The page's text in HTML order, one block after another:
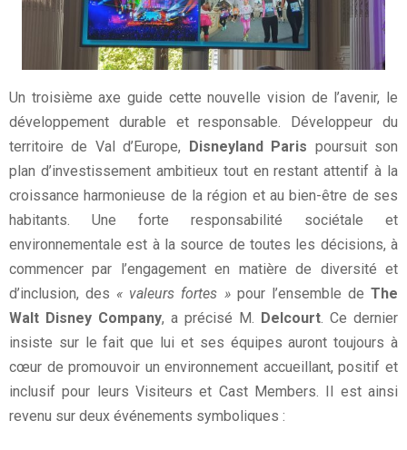
Un troisième axe guide cette nouvelle vision de l’avenir, le
développement durable et responsable. Développeur du
territoire de Val d’Europe, Disneyland Paris poursuit son
plan d’investissement ambitieux tout en restant attentif à la
croissance harmonieuse de la région et au bien-être de ses
habitants. Une forte responsabilité sociétale et
environnementale est à la source de toutes les décisions, à
commencer par l’engagement en matière de diversité et
d’inclusion, des « valeurs fortes »pour l’ensemble deThe
Walt Disney Company, a précisé M. Delcourt. Ce dernier
insiste sur le fait que lui et ses équipes auront toujours à
cœur de promouvoir un environnement accueillant, positif et
inclusif pour leurs Visiteurs et Cast Members. Il est ainsi
revenu sur deux événements symboliques :